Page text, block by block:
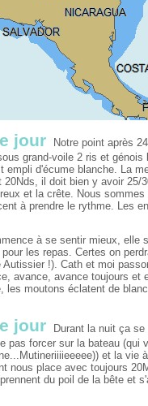
jour
Notre point après
grand-voile 2 ris et
empli d'écume blanche. La
20Nds, il doit bien y avoir
et la crête. Nous
à prendre le rythme. Les
à se sentir mieux, elle
les repas. Certes on
Autissier !). Cath et moi
avance, avance toujours et
les moutons éclatent de
jour
Durant la nuit ça
pas forcer sur la bateau (qui
et la vie
nous place avec toujours
du poil de la bête et